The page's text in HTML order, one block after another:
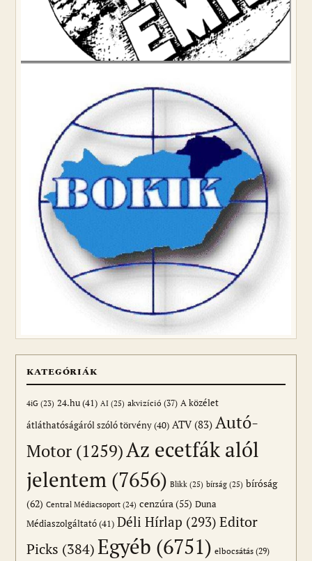
KATEGÓRIÁK
4iG (23) 24.hu(41) AI (25) akvizíció (37) A közélet
átláthatóságáról szóló törvény(40) ATV(83) Autó-
Motor (1259)Az ecetfák alól
jelentem (7656) Blikk (25) bírság (25) bíróság
(62) Central Médiacsoport (24) cenzúra(55) Duna
Médiaszolgáltató(41) Déli Hírlap (293) Editor
Picks (384)Egyéb (6751) elbocsátás (29)